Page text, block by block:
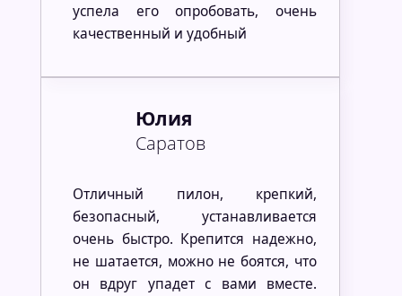
успела его опробовать, очень
качественный и удобный
Юлия
Саратов
Отличный пилон, крепкий,
безопасный, устанавливается
очень быстро. Крепится надежно,
не шатается, можно не боятся, что
он вдруг упадет с вами вместе.